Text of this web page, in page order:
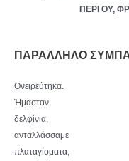
ΠΕΡΙ ΟΥ,
ΠΑΡΑΛΛΗΛΟ
Ονειρεύτηκα.
Ήμασταν
δελφίνια,
ανταλλάσσαμε
πλαταγίσματα,